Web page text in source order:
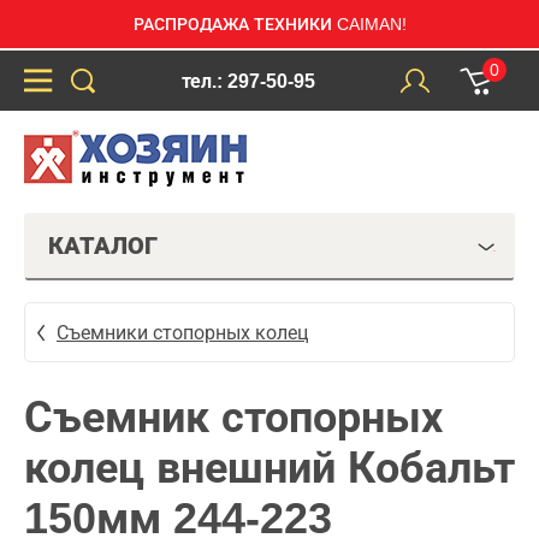
РАСПРОДАЖА ТЕХНИКИ CAIMAN!
тел.: 297-50-95
0
КАТАЛОГ
Съемники стопорных колец
Съемник стопорных
колец внешний Кобальт
150мм 244-223